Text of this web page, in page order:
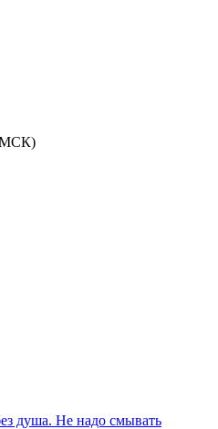
душа. Не надо смывать